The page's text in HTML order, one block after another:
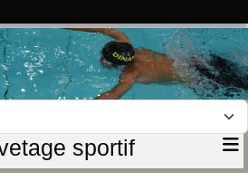
sportif